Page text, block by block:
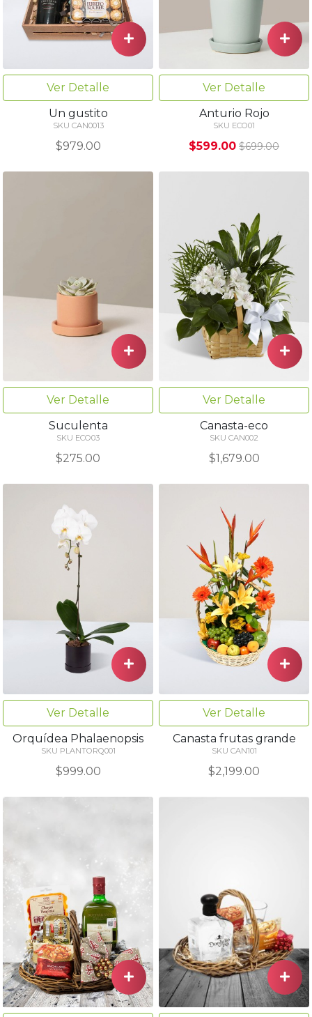
Ver Detalle
Un gustito
SKU CAN0013
$979.00
Ver Detalle
Anturio Rojo
SKU ECO01
$599.00 $699.00
Ver Detalle
Suculenta
SKU ECO03
$275.00
Ver Detalle
Canasta-eco
SKU CAN002
$1,679.00
Ver Detalle
Orquídea Phalaenopsis
SKU PLANTORQ001
$999.00
Ver Detalle
Canasta frutas grande
SKU CAN101
$2,199.00